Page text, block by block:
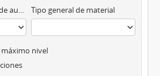
Régimen de derechos de autor Tipo general de material
máximo nivel